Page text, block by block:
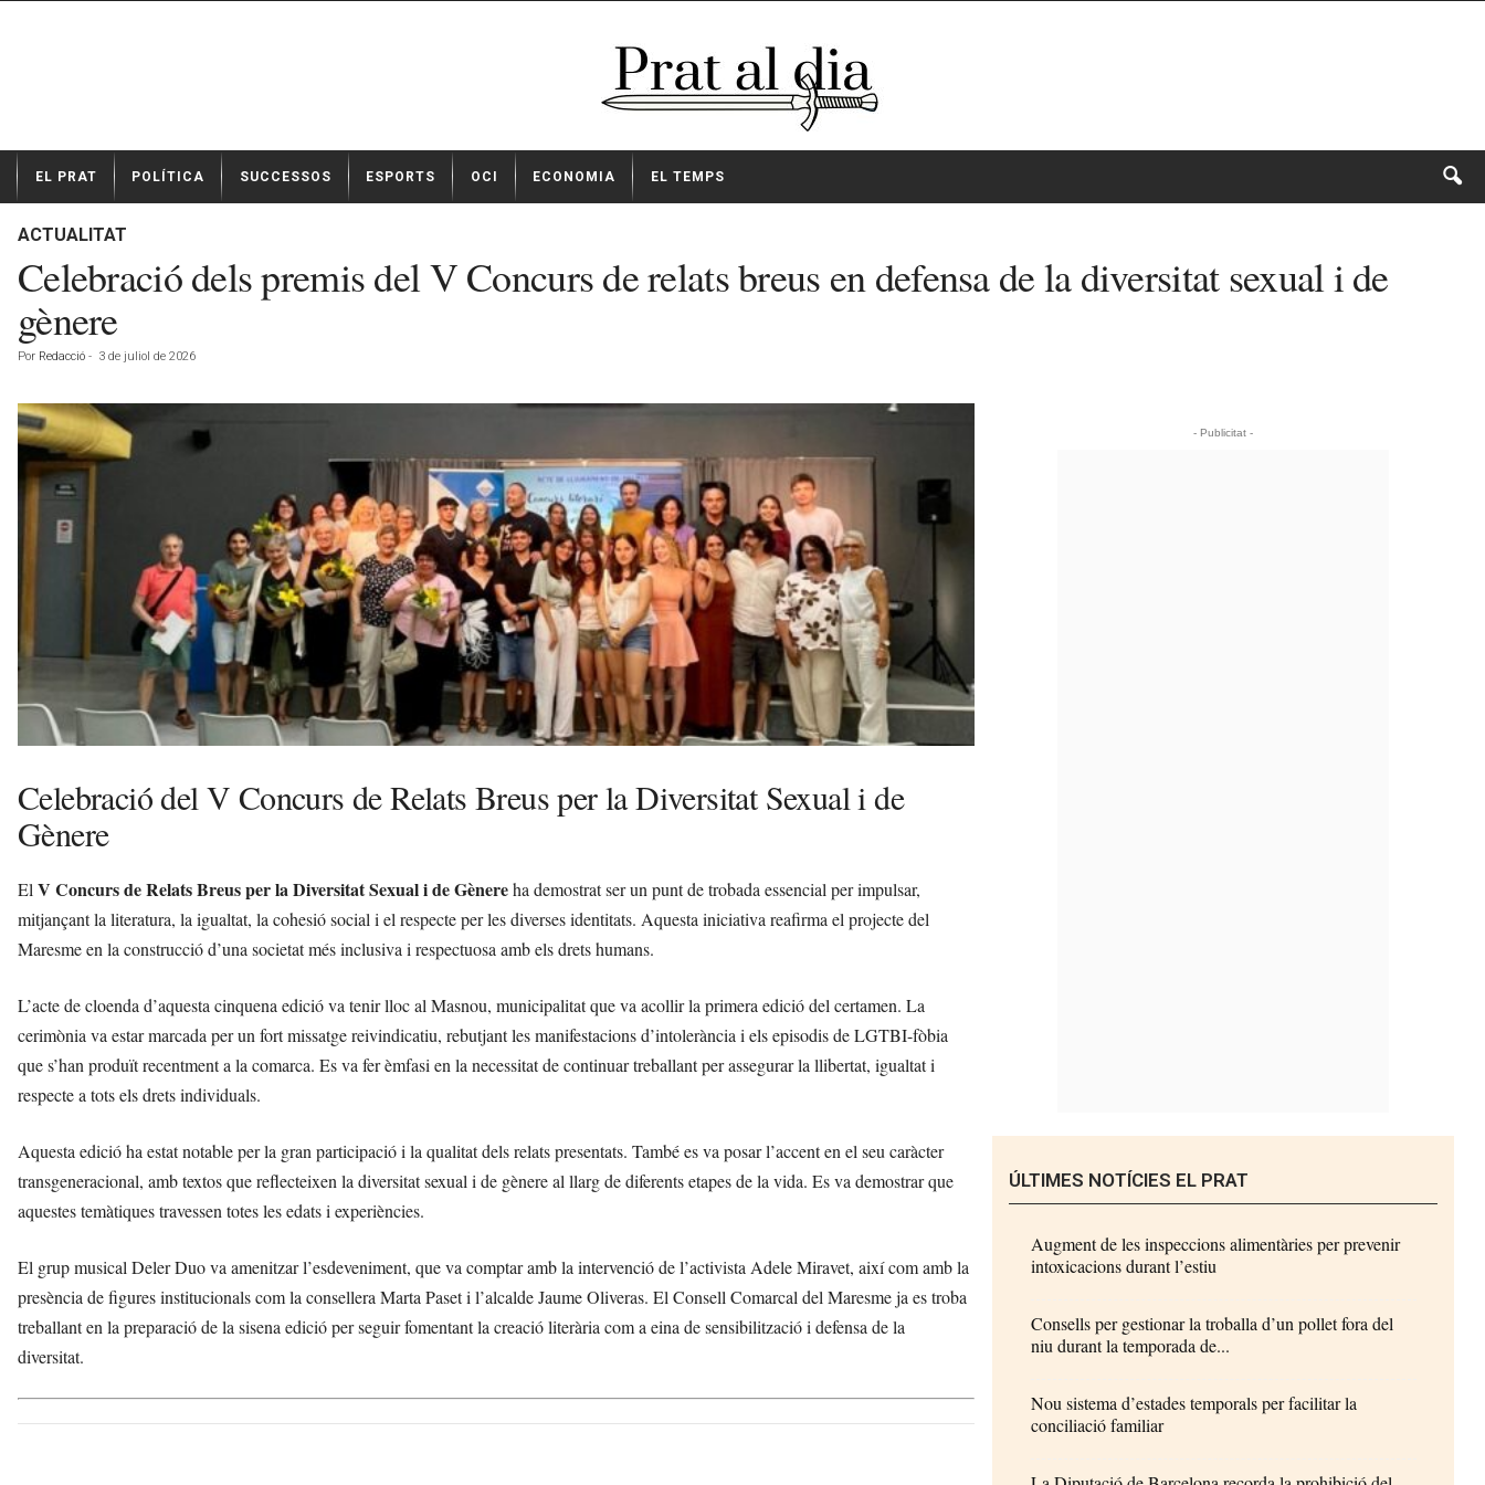
t
EL PRAT POLÍTICA SUCCESSOS ESPORTS OCI ECONOMIA EL TEMPS
ACTUALITAT
Celebració dels premis del V Concurs de relats breus en defensa de la diversitat sexual i de
gènere
Por Redacció - 3 de juliol de 2026
Celebració del V Concurs de Relats Breus per la Diversitat Sexual i de
Gènere
El V Concurs de Relats Breus per la Diversitat Sexual i de Gènereha demostrat ser un punt de trobada essencial per impulsar,
mitjançant la literatura, la igualtat, la cohesió social i el respecte per les diverses identitats. Aquesta iniciativa reafirma el projecte del
Maresme en la construcció d’una societat més inclusiva i respectuosa amb els drets humans.
L’acte de cloenda d’aquesta cinquena edició va tenir lloc al Masnou, municipalitat que va acollir la primera edició del certamen. La
cerimònia va estar marcada per un fort missatge reivindicatiu, rebutjant les manifestacions d’intolerància i els episodis de LGTBI-fòbia
que s’han produït recentment a la comarca. Es va fer èmfasi en la necessitat de continuar treballant per assegurar la llibertat, igualtat i
respecte a tots els drets individuals.
Aquesta edició ha estat notable per la gran participació i la qualitat dels relats presentats. També es va posar l’accent en el seu caràcter
transgeneracional, amb textos que reflecteixen la diversitat sexual i de gènere al llarg de diferents etapes de la vida. Es va demostrar que
aquestes temàtiques travessen totes les edats i experiències.
El grup musical Deler Duo va amenitzar l’esdeveniment, que va comptar amb la intervenció de l’activista Adele Miravet, així com amb la
presència de figures institucionals com la consellera Marta Paset i l’alcalde Jaume Oliveras. El Consell Comarcal del Maresme ja es troba
treballant en la preparació de la sisena edició per seguir fomentant la creació literària com a eina de sensibilització i defensa de la
diversitat.
- Publicitat -
ÚLTIMES NOTÍCIES EL PRAT
Augment de les inspeccions alimentàries per prevenir
intoxicacions durant l’estiu
Consells per gestionar la troballa d’un pollet fora del
niu durant la temporada de...
Nou sistema d’estades temporals per facilitar la
conciliació familiar